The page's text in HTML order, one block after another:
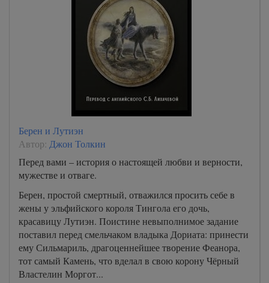
Берен и Лутиэн
Автор: Джон Толкин
Перед вами – история о настоящей любви и верности,
мужестве и отваге.
Берен, простой смертный, отважился просить себе в
жены у эльфийского короля Тингола его дочь,
красавицу Лутиэн. Поистине невыполнимое задание
поставил перед смельчаком владыка Дориата: принести
ему Сильмариль, драгоценнейшее творение Феанора,
тот самый Камень, что вделал в свою корону Чёрный
Властелин Моргот...